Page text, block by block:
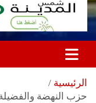
الرئيسية
حزب النهضة